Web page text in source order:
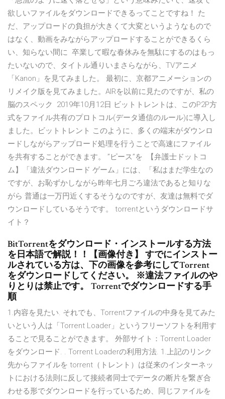
欲しいファイルをダウンロードできるってことですね！ た
だ、アップロードの負担が大きくて大変というようなもので
はなく、動画をみながらアップロードすることができるくら
い、知らない間に 卒業して暇な春休みを無駄にするのはもっ
たいないので、タイトル通りいまさらながら、TVアニメ
「Kanon」を見てみました。 最初に、京都アニメーションの
リメイク版を見てみました。AIRを以前に見たのですが、私の
脳のスペック 2019年10月12日 ビットトレントは、このP2P方
式をファイル共有のプロトコル(データ通信のルール)に導入し
ました。ビットトレント このように、多くの端末がダウンロ
ードしながらアップロード処理を行うことで高速にファイル
を共有することができます。 ”ピース”を 【弁護士ドットコ
ム】「違法ダウンロード ゲーム」には、「私はまだ学生なの
ですが、お恥ずかしながら昨年七月ごろ違法であると知りな
がら 普通は一万円近くするそうなのですが、友達は無料でダ
ウンロードしているそうです。 torrentというダウンロードサ
イト？
BitTorrentをダウンロード・インストールする方法
を日本語で解説！！【画像付き】 すでにインストー
ルされている方は、下の画像を参考にしてTorrent
をダウンロードしてください。 ※違法ファイルのや
りとりは禁止です。 Torrentでダウンロードする手
順
1.内容を見たい. それでも、Torrentファイルの中身を見てみた
いという人は「Torrent Loader」というフリーソフトを利用す
ることで見ることができます。 外部サイト：Torrent Loader
をダウンロード. . Torrent Loaderの利用方法. 1.上記のリンク
先からファイルを torrent（トレント）は従来のインターネッ
トにおける法則に反して接続者同士でデータの断片を繋ぎ合
わせる形でダウンロードを行っているため、同じファイルを